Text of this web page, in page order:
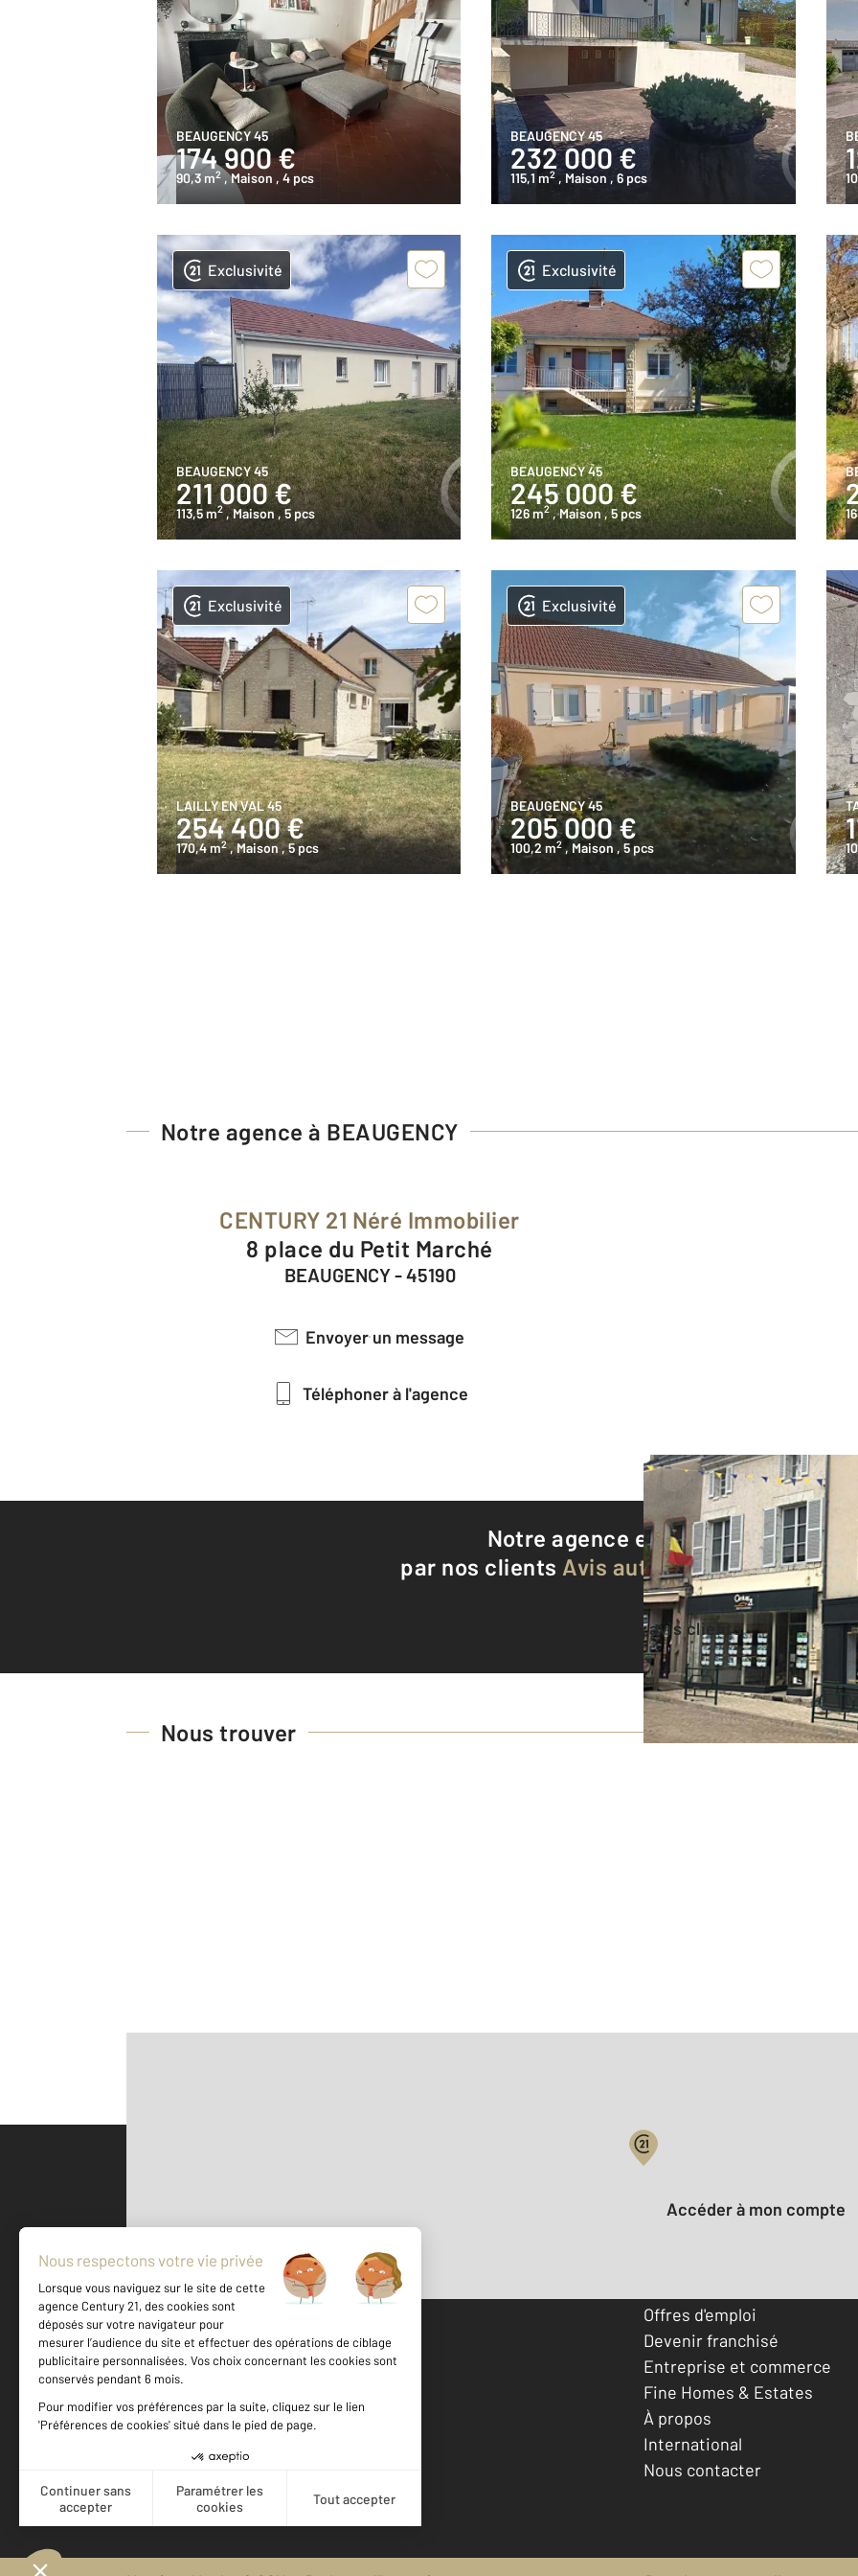
BEAUGENCY 45
174 900 €
90,3 m2 , Maison , 4 pcs
BEAUGENCY 45
232 000 €
115,1 m2 , Maison , 6 pcs
Exclusivité
BEAUGENCY 45
211 000 €
113,5 m2 , Maison , 5 pcs
Exclusivité
BEAUGENCY 45
245 000 €
126 m2 , Maison, 5 pcs
Exclusivité
LAILLY EN VAL 45
254 400 €
170,4 m2 , Maison , 5 pcs
Exclusivité
BEAUGENCY 45
205 000 €
100,2 m2 , Maison , 5 pcs
Notre agence à BEAUGENCY
CENTURY 21 Néré Immobilier
8 place du Petit Marché
BEAUGENCY - 45190
Envoyer un message
Téléphoner à l'agence
Notre agence est notée9,1/10
par nos clients Avis authentifiés par
Voir tous les avis clients
Nous trouver
500 m ©Mappy
Votre compte :
Accéder à mon compte
Votre agence est notée
Achat
Location
Offres d'emploi
Devenir franchisé
Entreprise et commerce
Fine Homes & Estates
À propos
International
Nous contacter